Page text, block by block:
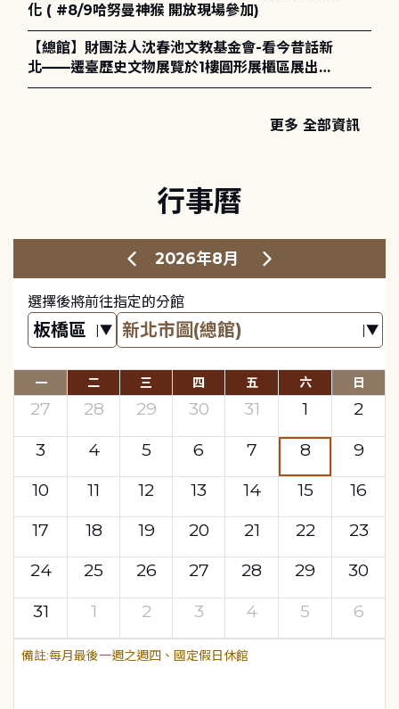
化 ( #8/9哈努曼神猴 開放現場參加)
【總館】財團法人沈春池文教基金會-看今昔話新
北——遷臺歷史文物展覽於1樓圓形展櫃區展出，
歡迎一同觀展！
更多 全部資訊
行事曆
2026年8月
選擇後將前往指定的分館
一 二 三 四 五 六 日
27 28 29 30 31 1
2
3
4 5 6 7 8
9
10
11 12 13 14 15
16
17
18 19 20 21 22
23
24
25 26 27 28 29
30
31
1 2 3 4 5 6
每月最後一週之週四、國定假日休館